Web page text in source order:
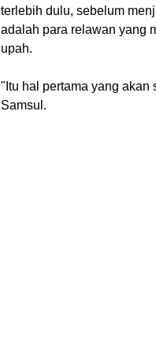
terlebih dulu, sebelum
adalah para relawan yang
upah.
"Itu hal pertama yang
Samsul.